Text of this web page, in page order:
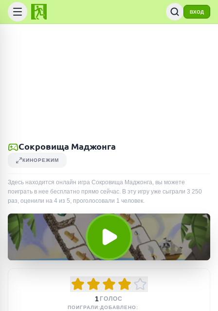
ВХОД
Сокровища Маджонга
КИНОРЕЖИМ
Здесь находится онлайн игра Сокровища Маджонга, вы можете
поиграть в нее бесплатно прямо сейчас. В эту игру уже сыграли 3 250
раз, оценили на 4 из 5, проголосовали 1 человек.
1 ГОЛОС
ПОИГРАЛИ:ДОБАВЛЕНО: